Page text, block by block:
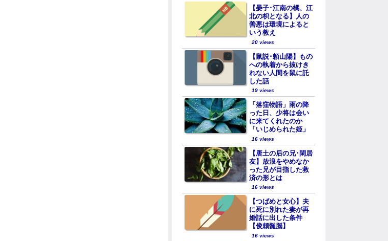
【晏子･江南の橘、江
北の枳となる】人の
善悪は環境によると
いう教え
20 views
【鼠説･頼山陽】もの
への執着から抜けき
れない人間を鼠に託
した話
19 views
「落窪物語」雨の降
った日、少将は会い
に来てくれたのか
「いじめられた姫」
16 views
【唐土の后の兄･閑居
友】放浪をやめなか
った兄が目指した救
済の形とは
16 views
【つばめと女心】夫
に死に別れた妻が再
婚話に出した条件
【俊頼髄脳】
16 views